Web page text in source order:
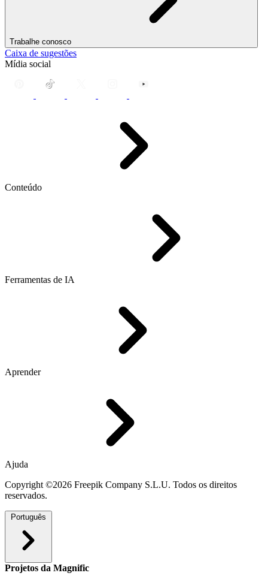
Trabalhe conosco
Caixa de sugestões
Mídia social
Conteúdo
Ferramentas de IA
Aprender
Ajuda
Copyright ©2026 Freepik Company S.L.U. Todos os direitos
reservados.
Português
Projetos da Magnific